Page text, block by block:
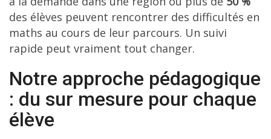
des élèves peuvent rencontrer des difficultés en
maths au cours de leur parcours. Un suivi
rapide peut vraiment tout changer.
Notre approche pédagogique
: du sur mesure pour chaque
élève